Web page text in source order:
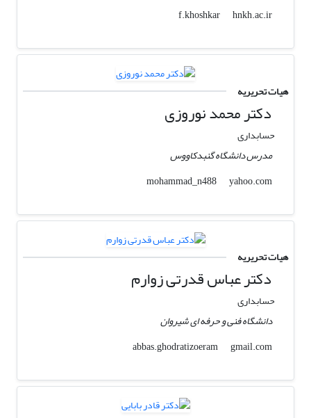
f.khoshkar
hnkh.ac.ir
هیات تحریریه
دکتر محمد نوروزی
حسابداری
مدرس دانشگاه گنبدکاووس
mohammad_n488
yahoo.com
هیات تحریریه
دکتر عباس قدرتی زوارم
حسابداری
دانشگاه فنی و حرفه ای شیروان
abbas.ghodratizoeram
gmail.com